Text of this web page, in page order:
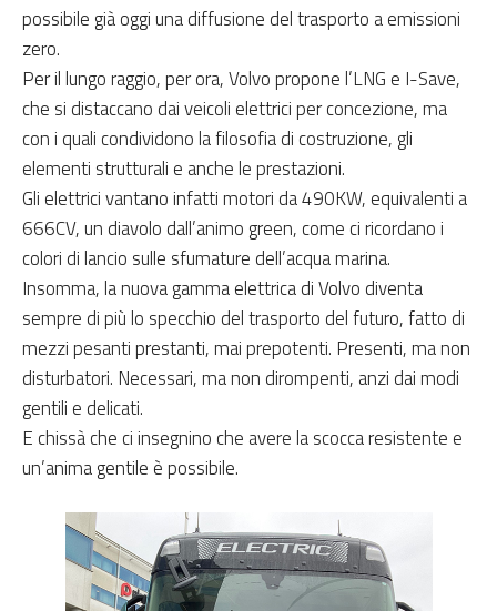
possibile già oggi una diffusione del trasporto a emissioni
zero.
Per il lungo raggio, per ora, Volvo propone l’LNG e I-Save,
che si distaccano dai veicoli elettrici per concezione, ma
con i quali condividono la filosofia di costruzione, gli
elementi strutturali e anche le prestazioni.
Gli elettrici vantano infatti motori da 490KW, equivalenti a
666CV, un diavolo dall’animo green, come ci ricordano i
colori di lancio sulle sfumature dell’acqua marina.
Insomma, la nuova gamma elettrica di Volvo diventa
sempre di più lo specchio del trasporto del futuro, fatto di
mezzi pesanti prestanti, mai prepotenti. Presenti, ma non
disturbatori. Necessari, ma non dirompenti, anzi dai modi
gentili e delicati.
E chissà che ci insegnino che avere la scocca resistente e
un’anima gentile è possibile.